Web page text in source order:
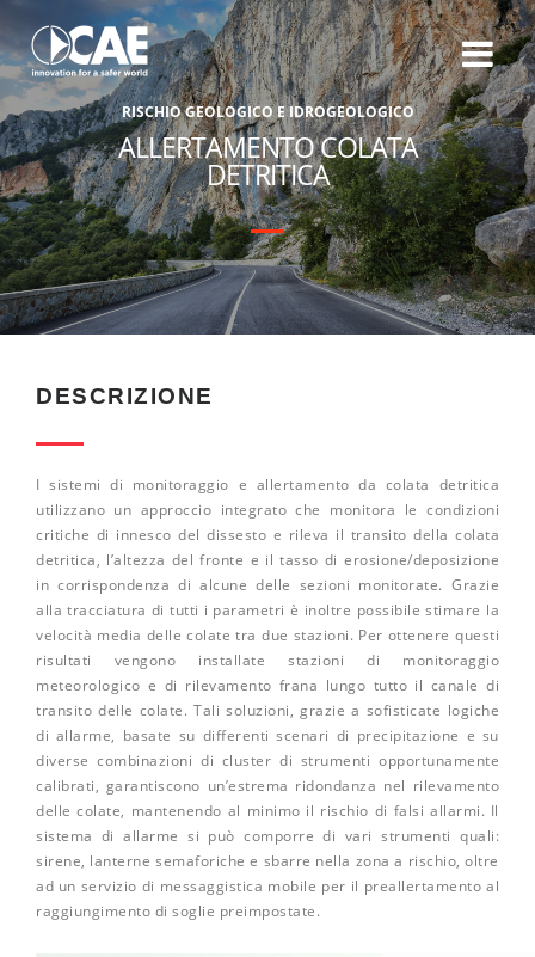
RISCHIOGEOLOGICOE IDROGEOLOGICO
ALLERTAMENTO COLATA
DETRITICA
DESCRIZIONE
I sistemi di monitoraggio e allertamento da colata detritica
utilizzano un approccio integrato che monitora le condizioni
critiche di innesco del dissesto e rileva il transito della colata
detritica, l’altezza del fronte e il tasso di erosione/deposizione
in corrispondenza di alcune delle sezioni monitorate. Grazie
alla tracciatura di tutti i parametri è inoltre possibile stimare la
velocità media delle colate tra due stazioni. Per ottenere questi
risultati vengono installate stazioni di monitoraggio
meteorologico e di rilevamento frana lungo tutto il canale di
transito delle colate. Tali soluzioni, grazie a sofisticate logiche
di allarme, basate su differenti scenari di precipitazione e su
diverse combinazioni di cluster di strumenti opportunamente
calibrati, garantiscono un’estrema ridondanza nel rilevamento
delle colate, mantenendo al minimo il rischio di falsi allarmi. Il
sistema di allarme si può comporre di vari strumenti quali:
sirene, lanterne semaforiche e sbarre nella zona a rischio, oltre
ad un servizio di messaggistica mobile per il preallertamento al
raggiungimento di soglie preimpostate.